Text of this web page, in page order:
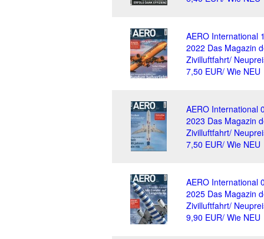
AERO International
2022 Das Magazin
Zivilluftfahrt/
7,50 EUR/ Wie NEU
AERO International
2023 Das Magazin
Zivilluftfahrt/
7,50 EUR/ Wie NEU
AERO International
2025 Das Magazin
Zivilluftfahrt/
9,90 EUR/ Wie NEU